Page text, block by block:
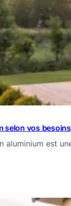
selon vos besoins
aluminium est